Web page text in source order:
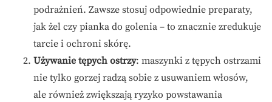
podrażnień. Zawsze stosuj odpowiednie preparaty,
jak żel czy pianka do golenia – to znacznie zredukuje
tarcie i ochroni skórę.
Używanie tępych ostrzy: maszynki z tępych ostrzami
nie tylko gorzej radzą sobie z usuwaniem włosów,
ale również zwiększają ryzyko powstawania